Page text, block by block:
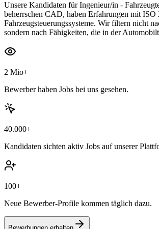
Unsere Kandidaten für Ingenieur/in -
beherrschen CAD, haben Erfahrungen mit ISO
Fahrzeugsteuerungssysteme. Wir filtern nicht
sondern nach Fähigkeiten, die in der
2 Mio+
Bewerber haben Jobs bei uns gesehen.
40.000+
Kandidaten sichten aktiv Jobs auf unserer
100+
Neue Bewerber-Profile kommen täglich dazu.